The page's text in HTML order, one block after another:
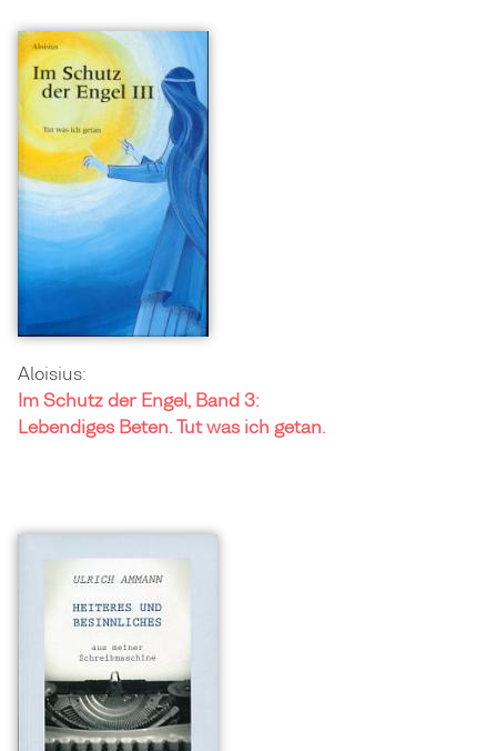
Aloisius:
Im Schutz der Engel, Band 3:
Lebendiges Beten. Tut was ich getan.